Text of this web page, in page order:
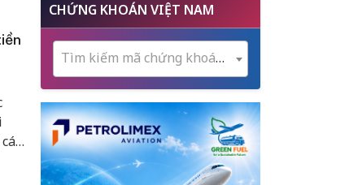
CHỨNG KHOÁN VIỆT NAM
Tìm kiếm mã chứng khoán...